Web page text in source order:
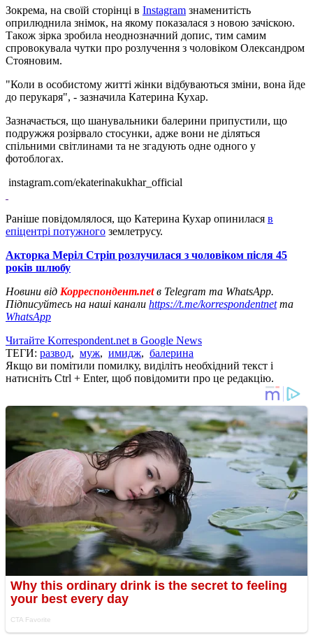
Зокрема, на своїй сторінці в Instagram знаменитість
оприлюднила знімок, на якому показалася з новою зачіскою.
Також зірка зробила неоднозначний допис, тим самим
спровокувала чутки про розлучення з чоловіком Олександром
Стояновим.
"Коли в особистому житті жінки відбуваються зміни, вона йде
до перукаря", - зазначила Катерина Кухар.
Зазначається, що шанувальники балерини припустили, що
подружжя розірвало стосунки, адже вони не діляться
спільними світлинами та не згадують одне одного у
фотоблогах.
instagram.com/ekaterinakukhar_official
Раніше повідомлялося, що Катерина Кухар опинилася в
епіцентрі потужного землетрусу.
Акторка Меріл Стріп розлучилася з чоловіком після 45
років шлюбу
Новини від Корреспондент.netв Telegram та WhatsApp.
Підписуйтесь на наші канали https://t.me/korrespondentnetта
WhatsApp
Читайте Korrespondent.net в Google News
ТЕГИ: развод, муж, имидж, балерина
Якщо ви помітили помилку, виділіть необхідний текст і
натисніть Ctrl + Enter, щоб повідомити про це редакцію.